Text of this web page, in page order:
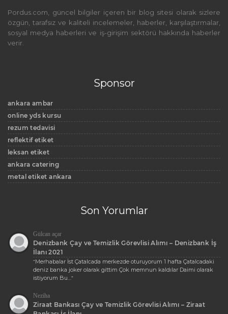
Pordus.com, güncel bilgiler içeren bir blog sitesi olarak sizlere
özgün, tarafsız ve kaliteli incelemeler, haberler, karşılaştırmalar,
sosyal medya haberleri ve iş-girişim sektörü hakkında haberler
verir.
Sponsor
ankara ambar
online yds kursu
rezum tedavisi
reflektif etiket
leksan etiket
ankara catering
metal etiket ankara
Son Yorumlar
Gülcan açar
Denizbank Çay ve Temizlik Görevlisi Alımı – Denizbank İş
İlanı 2021
“Merhabalar İst Çatalcada merkezde oturuyorum 1 hafta Çatalcadaki
deniz banka joker olarak gittim Çok memnun kaldılar Daimi olarak
istiyorum Bu…”
Neziha
Ziraat Bankası Çay ve Temizlik Görevlisi Alımı – Ziraat